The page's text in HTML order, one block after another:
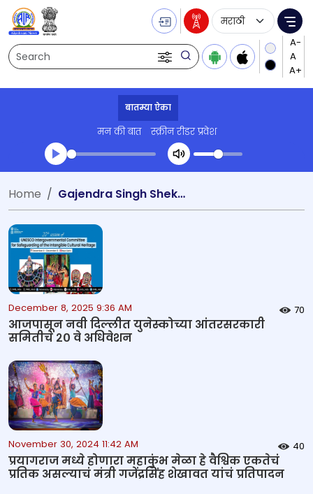
Search
Language
बातम्या ऐका
मन की बात स्क्रीन रीडर प्रवेश
Transcript summary
प्ले ऑडिओ
Home Gajendra Singh Shekhawat
December 8, 2025 9:36 AM 70
आजपासून नवी दिल्लीत युनेस्कोच्या आंतरसरकारी
समितीचे २० वे अधिवेशन
November 30, 2024 11:42 AM 40
प्रयागराज मध्ये होणारा महाकुंभ मेळा हे वैश्विक एकतेचं
प्रतिक असल्याचं मंत्री गजेंद्रसिंह शेखावत यांचं प्रतिपादन